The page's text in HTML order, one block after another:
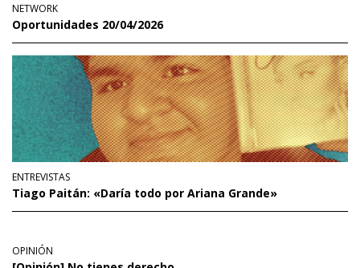
NETWORK
Oportunidades 20/04/2026
ENTREVISTAS
Tiago Paitán: «Daría todo por Ariana Grande»
OPINIÓN